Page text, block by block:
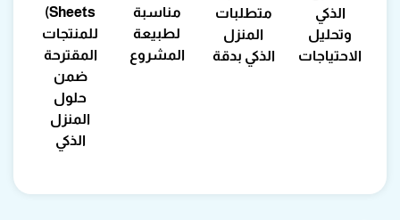
الذكي
وتحليل
الاحتياجات
متطلبات
المنزل
الذكي بدقة
مناسبة
لطبيعة
المشروع
Sheets)
للمنتجات
المقترحة
ضمن
حلول
المنزل
الذكي